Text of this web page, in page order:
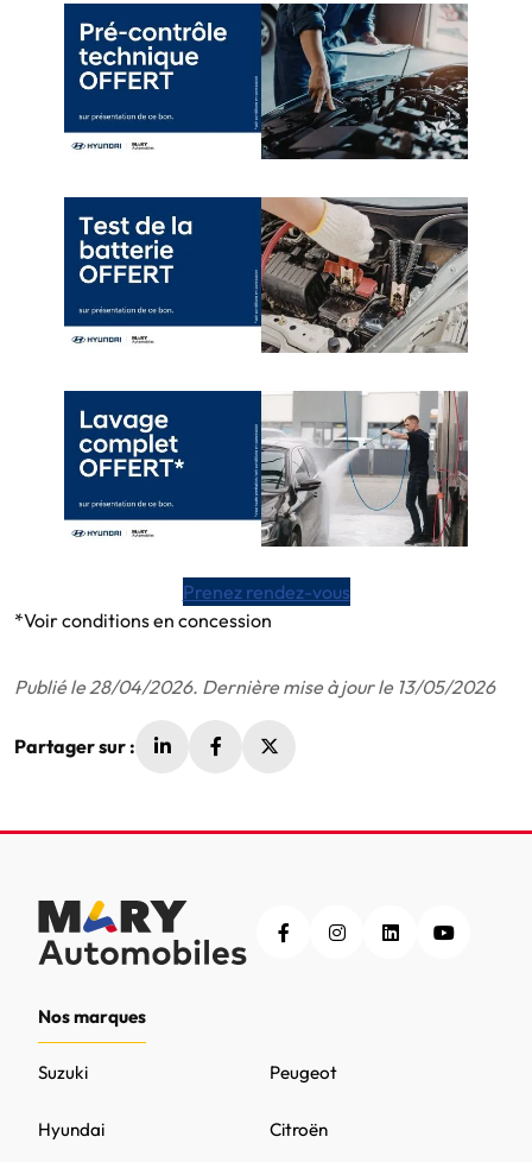
Prenez rendez-vous
*Voir conditions en concession
Publié le 28/04/2026. Dernière mise à jour le 13/05/2026
Partager sur :
Nos marques
Peugeot
Citroën
Hyundai
Suzuki